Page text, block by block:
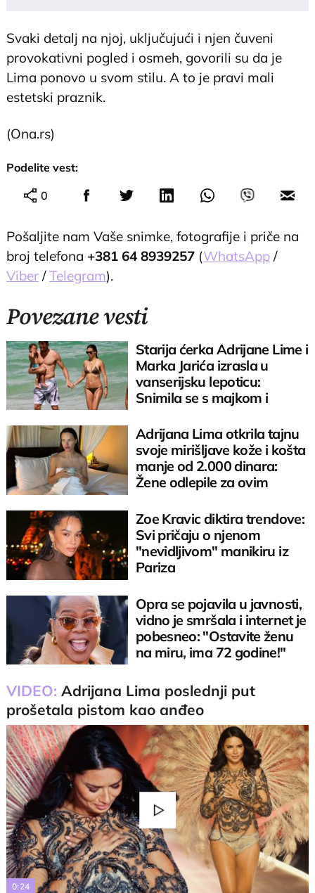
Svaki detalj na njoj, uključujući i njen čuveni
provokativni pogled i osmeh, govorili su da je
Lima ponovo u svom stilu. A to je pravi mali
estetski praznik.
(Ona.rs)
Podelite vest:
0
Pošaljite nam Vaše snimke, fotografije i priče na
broj telefona +381 64 8939257 (WhatsApp /
Viber /Telegram).
Povezane vesti
Starija ćerka Adrijane Lime i
Marka Jarića izrasla u
vanserijsku lepoticu:
Snimila se s majkom i
Adrijana Lima otkrila tajnu
svoje mirišljave kože i košta
manje od 2.000 dinara:
Žene odlepile za ovim
Zoe Kravic diktira trendove:
Svi pričaju o njenom
"nevidljivom" manikiru iz
Pariza
Opra se pojavila u javnosti,
vidno je smršala i internet je
pobesneo: "Ostavite ženu
na miru, ima 72 godine!"
VIDEO:Adrijana Lima poslednji put
prošetala pistom kao anđeo
Play
Video
0:24